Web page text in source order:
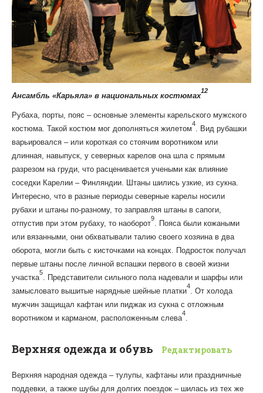
Ансамбль «Карьяла» в национальных костюмах
12
Рубаха, порты, пояс – основные элементы карельского мужского
костюма. Такой костюм мог дополняться жилетом
4
. Вид рубашки
варьировался – или короткая со стоячим воротником или
длинная, навыпуск, у северных карелов она шла с прямым
разрезом на груди, что расценивается учеными как влияние
соседки Карелии – Финляндии. Штаны шились узкие, из сукна.
Интересно, что в разные периоды северные карелы носили
рубахи и штаны по-разному, то заправляя штаны в сапоги,
отпустив при этом рубаху, то наоборот
9
. Пояса были кожаными
или вязанными, они обхватывали талию своего хозяина в два
оборота, могли быть с кисточками на концах. Подросток получал
первые штаны после личной вспашки первого в своей жизни
участка
5
. Представители сильного пола надевали и шарфы или
замысловато вышитые нарядные шейные платки
4
. От холода
мужчин защищал кафтан или пиджак из сукна с отложным
воротником и карманом, расположенным слева
4
.
Верхняя одежда и обувь Редактировать
Верхняя народная одежда – тулупы, кафтаны или праздничные
поддевки, а также шубы для долгих поездок – шилась из тех же